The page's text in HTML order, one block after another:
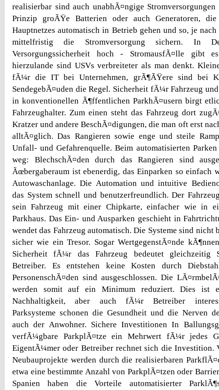
realisierbar sind auch unabhÃ¤ngige
Prinzip groÃŸe Batterien oder auch Generatoren,
Hauptnetzes automatisch in Betrieb gehen und so, je
mittelfristig die Stromversorgung sichern. In
Versorgungssicherheit hoch - StromausfÃ¤lle gibt
hierzulande sind USVs verbreiteter als man denkt.
fÃ¼r die IT bei Unternehmen, grÃ¶ÃŸere sind bei
SendegebÃ¤uden die Regel. Sicherheit fÃ¼r Fahrzeug
in konventionellen Ã¶ffentlichen ParkhÃ¤usern birgt
Fahrzeughalter. Zum einen steht das Fahrzeug dort
Kratzer und andere BeschÃ¤digungen, die man oft erst
alltÃ¤glich. Das Rangieren sowie enge und steile
Unfall- und Gefahrenquelle. Beim automatisierten
weg: BlechschÃ¤den durch das Rangieren sind
Ãœbergaberaum ist ebenerdig, das Einparken so einfach
Autowaschanlage. Die Automation und intuitive
das System schnell und benutzerfreundlich. Der
sein Fahrzeug mit einer Chipkarte, einfacher wie in
Parkhaus. Das Ein- und Ausparken geschieht in
wendet das Fahrzeug automatisch. Die Systeme sind nicht
sicher wie ein Tresor. Sogar WertgegenstÃ¤nde
Sicherheit fÃ¼r das Fahrzeug bedeutet gleichzeitig
Betreiber. Es entstehen keine Kosten durch
PersonenschÃ¤den sind ausgeschlossen. Die
werden somit auf ein Minimum reduziert. Dies ist
Nachhaltigkeit, aber auch fÃ¼r Betreiber
Parksysteme schonen die Gesundheit und die Nerven
auch der Anwohner. Sichere Investitionen In
verfÃ¼gbare ParkplÃ¤tze ein Mehrwert fÃ¼r jedes
EigentÃ¼mer oder Betreiber rechnet sich die Investition.
Neubauprojekte werden durch die realisierbaren
etwa eine bestimmte Anzahl von ParkplÃ¤tzen oder
Spanien haben die Vorteile automatisierter